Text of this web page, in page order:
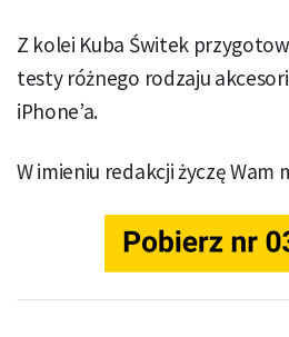
Z kolei Kuba Świtek
testy różnego rodzaju
iPhone’a.
W imieniu redakcji życzę Wam